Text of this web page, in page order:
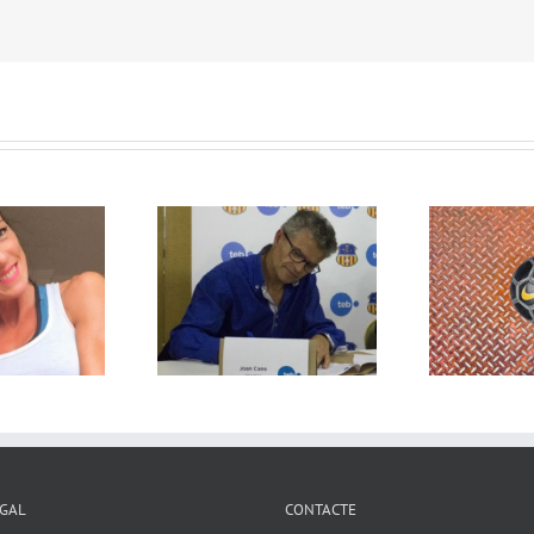
Nº14 –
2023
Newsletter Nº13 –
SEPTEMBRE 2023
CONTACTE